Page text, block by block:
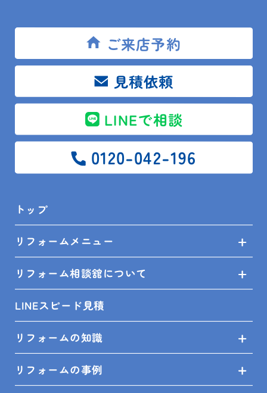
トップ
リフォームメニュー
リフォーム相談舘について
LINEスピード見積
リフォームの知識
リフォームの事例
ご来店予約
見積依頼
LINEで相談
0120-042-196
2024.05.21
南房総市 M様邸 ﾌﾞﾛｯｸﾌｪﾝｽ建替工事
現場レポート 2024.04.30
鴨川市 W様邸 外構工事④